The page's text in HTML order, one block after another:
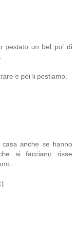
pestato un bel po' di
e poi li pestiamo.
anche se hanno
si facciano risse